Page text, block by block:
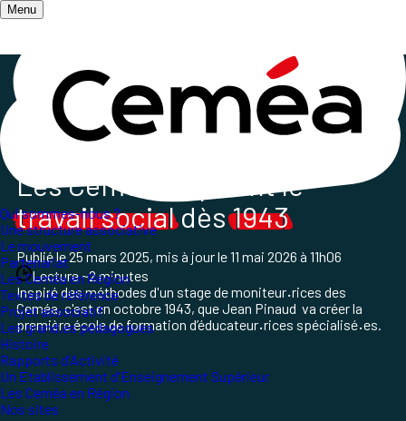
Menu
Qui sommes-nous ?
Une structure associative
Le mouvement
Partenariat
Les Ceméa en Région
Textes de référence
Projet associatif
Les grand.es pédagogues
Histoire
Rapports d'Activité
Un Etablissement d'Enseignement Supérieur
Les Ceméa en Région
Nos sites
Accueil/
Les champs d'action
Santé, Psychiatrie et Interventions sociales
Histoire des Ceméa : Travail social
Les Ceméa inspirent le
travail socialdès1943
Publié le25 mars 2025, mis à jour le11 mai 2026 à 11h06
Lecture ~2 minutes
Inspiré des méthodes d'un stage de moniteur·rices des
Ceméa, c'est en octobre 1943, que Jean Pinaud va créer la
première école de formation d’éducateur·rices spécialisé·es.